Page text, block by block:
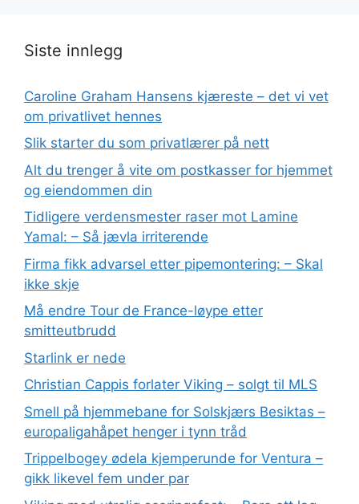
Siste innlegg
Caroline Graham Hansens kjæreste – det vi vet
om privatlivet hennes
Slik starter du som privatlærer på nett
Alt du trenger å vite om postkasser for hjemmet
og eiendommen din
Tidligere verdensmester raser mot Lamine
Yamal: – Så jævla irriterende
Firma fikk advarsel etter pipemontering: – Skal
ikke skje
Må endre Tour de France-løype etter
smitteutbrudd
Starlink er nede
Christian Cappis forlater Viking – solgt til MLS
Smell på hjemmebane for Solskjærs Besiktas –
europaligahåpet henger i tynn tråd
Trippelbogey ødela kjemperunde for Ventura –
gikk likevel fem under par